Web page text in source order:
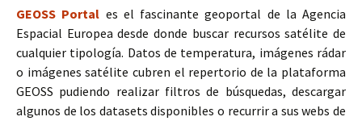
GEOSS Portal es el fascinante geoportal de la Agencia
Espacial Europea desde donde buscar recursos satélite de
cualquier tipología. Datos de temperatura, imágenes rádar
o imágenes satélite cubren el repertorio de la plataforma
GEOSS pudiendo realizar filtros de búsquedas, descargar
algunos de los datasets disponibles o recurrir a sus webs de